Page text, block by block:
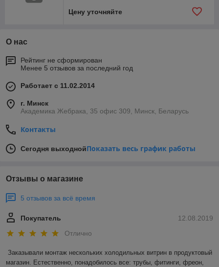
Цену уточняйте
О нас
Рейтинг не сформирован
Менее 5 отзывов за последний год
Работает с 11.02.2014
г. Минск
Академика Жебрака, 35 офис 309, Минск, Беларусь
Контакты
Сегодня выходнойПоказать весь график работы
Отзывы о магазине
5 отзывов за всё время
12.08.2019
Покупатель
Отлично
Заказывали монтаж нескольких холодильных витрин в продуктовый
магазин. Естественно, понадобилось все: трубы, фитинги, фреон,